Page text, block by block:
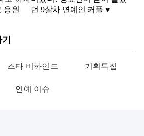
응원
던 9살차 연예인 커플 ♥️
스타 비하인드 기획특집
연예 이슈